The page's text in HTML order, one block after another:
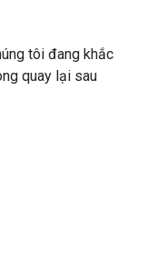
tôi đang khắc
quay lại sau